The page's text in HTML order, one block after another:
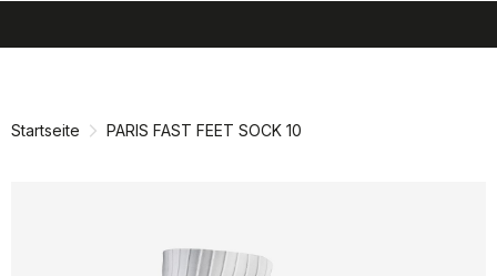
Startseite PARIS FAST FEET SOCK 10